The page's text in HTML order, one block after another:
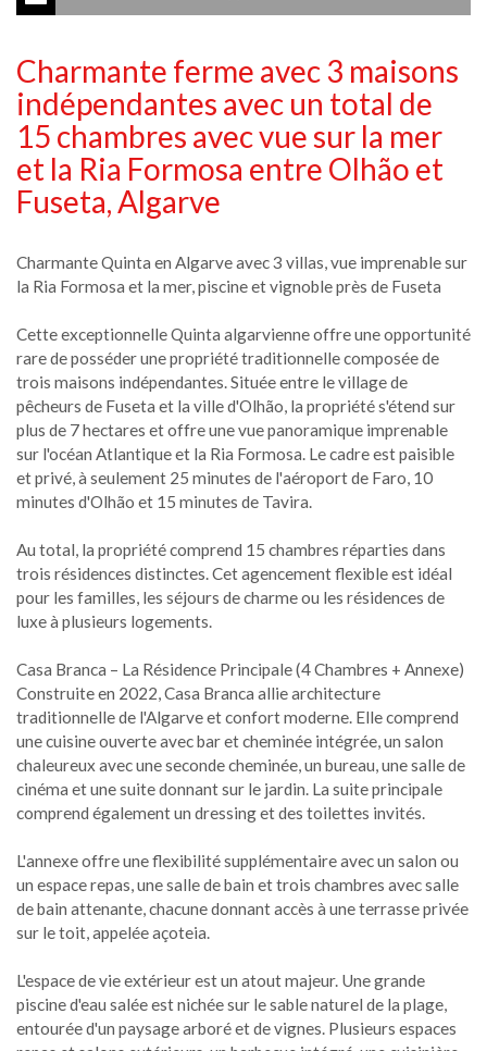
Charmante ferme avec 3 maisons
indépendantes avec un total de
15 chambres avec vue sur la mer
et la Ria Formosa entre Olhão et
Fuseta, Algarve
Charmante Quinta en Algarve avec 3 villas, vue imprenable sur
la Ria Formosa et la mer, piscine et vignoble près de Fuseta
Cette exceptionnelle Quinta algarvienne offre une opportunité
rare de posséder une propriété traditionnelle composée de
trois maisons indépendantes. Située entre le village de
pêcheurs de Fuseta et la ville d'Olhão, la propriété s'étend sur
plus de 7 hectares et offre une vue panoramique imprenable
sur l'océan Atlantique et la Ria Formosa. Le cadre est paisible
et privé, à seulement 25 minutes de l'aéroport de Faro, 10
minutes d'Olhão et 15 minutes de Tavira.
Au total, la propriété comprend 15 chambres réparties dans
trois résidences distinctes. Cet agencement flexible est idéal
pour les familles, les séjours de charme ou les résidences de
luxe à plusieurs logements.
Casa Branca – La Résidence Principale (4 Chambres + Annexe)
Construite en 2022, Casa Branca allie architecture
traditionnelle de l'Algarve et confort moderne. Elle comprend
une cuisine ouverte avec bar et cheminée intégrée, un salon
chaleureux avec une seconde cheminée, un bureau, une salle de
cinéma et une suite donnant sur le jardin. La suite principale
comprend également un dressing et des toilettes invités.
L'annexe offre une flexibilité supplémentaire avec un salon ou
un espace repas, une salle de bain et trois chambres avec salle
de bain attenante, chacune donnant accès à une terrasse privée
sur le toit, appelée açoteia.
L'espace de vie extérieur est un atout majeur. Une grande
piscine d'eau salée est nichée sur le sable naturel de la plage,
entourée d'un paysage arboré et de vignes. Plusieurs espaces